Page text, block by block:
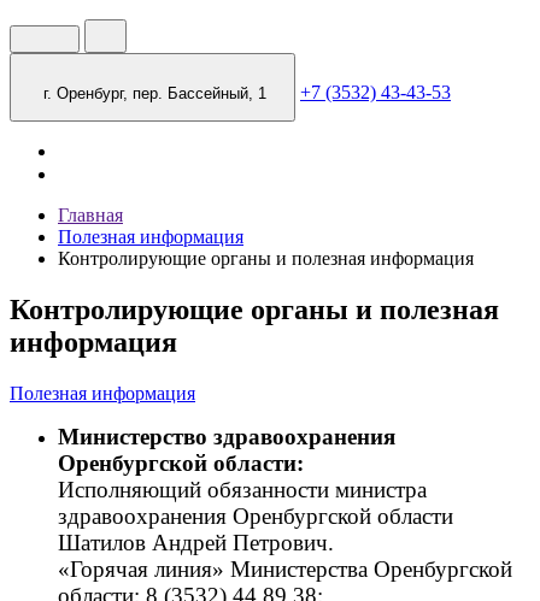
г. Оренбург, пер. Бассейный, 1 +7 (3532) 43-43-53
Главная
Полезная информация
Контролирующие органы и полезная информация
Контролирующие органы и полезная
информация
Полезная информация
Министерство здравоохранения
Оренбургской области:
Исполняющий обязанности министра
здравоохранения Оренбургской области
Шатилов Андрей Петрович.
«Горячая линия» Министерства Оренбургской
области: 8 (3532) 44 89 38;